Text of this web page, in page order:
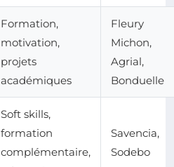
Formation,
motivation,
projets
académiques
Fleury
Michon,
Agrial,
Bonduelle
Soft skills,
formation
complémentaire,
Savencia,
Sodebo